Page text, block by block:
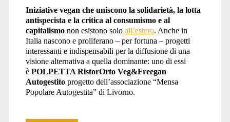
Iniziative vegan che uniscono la solidarietà, la lotta
antispecista e la critica al consumismo e al
capitalismonon esistono solo all’estero. Anche in
Italia nascono e proliferano – per fortuna – progetti
interessanti e indispensabili per la diffusione di una
visione alternativa a quella dominante: uno di essi
è POLPETTA RistorOrto Veg&Freegan
Autogestito progetto dell’associazione “Mensa
Popolare Autogestita” di Livorno.